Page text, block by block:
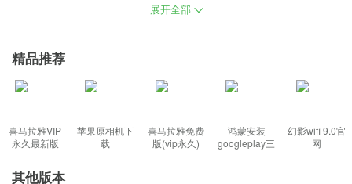
海量新闻头条、免费小说影视、网址导航，可以随心所欲地打开任
验最新的浏览器体验。
功能：
ML5、CSS3 等新的网络标准
展开全部
精品推荐
喜马拉雅VIP
永久最新版
苹果原相机下
载
喜马拉雅免费
版(vip永久)
鸿蒙安装
googleplay三
幻影wifi 9.0官
网
其他版本